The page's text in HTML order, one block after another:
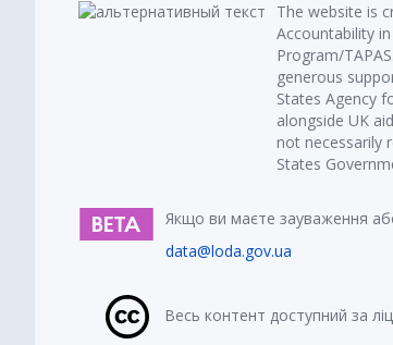
The website is
Accountability
Program/
generous
States Agency
alongside UK
not necessarily
States
Якщо ви маєте зауваження
data@loda.gov.ua
Весь контент доступний за